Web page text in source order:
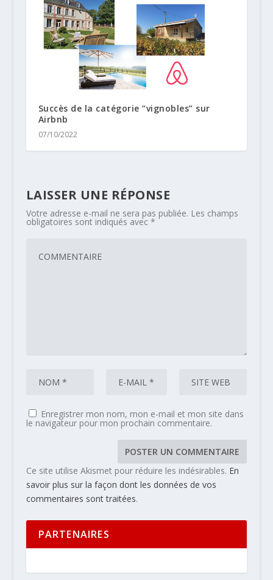
Succès de la catégorie “vignobles” sur
Airbnb
07/10/2022
LAISSER UNE RÉPONSE
Votre adresse e-mail ne sera pas publiée. Les champs
obligatoires sont indiqués avec *
Enregistrer mon nom, mon e-mail et mon site dans
le navigateur pour mon prochain commentaire.
Ce site utilise Akismet pour réduire les indésirables. En
savoir plus sur la façon dont les données de vos
commentaires sont traitées.
PARTENAIRES